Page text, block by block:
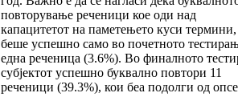
пов­торување реченици кое оди над
капацитетот на паметењето куси термини,
беше успешно са­мо во почетното
една реченица (3.6%). Во финалното
субјектот ус­пешно буквално повтори 11
реченици (39.3%), кои беа подолги од